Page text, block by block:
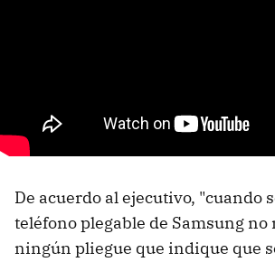
De acuerdo al ejecutivo, "cuando
teléfono plegable de Samsung no
ningún pliegue que indique que